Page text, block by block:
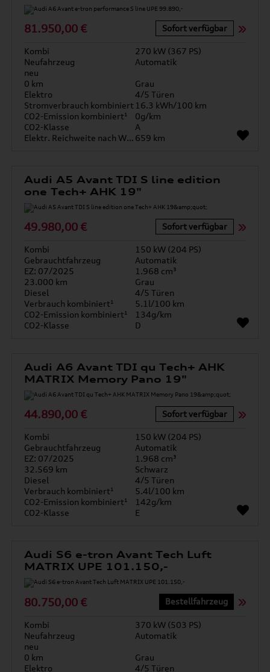
81.950,00 € Sofort verfügbar
Kombi
270 kW (367 PS)
Neufahrzeug
Automatik
neu
0 km
Grau
Elektro
4/5 Türen
Stromverbrauch kombiniert 16.3 kWh/100 km
CO2-Emission kombiniert¹
0g/km
CO2-Klasse
A
Elektr. Reichweite nach WLTP* 659 km
Audi A5 Avant TDI S line edition
one Tech+ AHK 19"
49.980,00 € Sofort verfügbar
Kombi
150 kW (204 PS)
Gebrauchtfahrzeug
Automatik
EZ: 07/2025
1.968 cm³
23.000 km
Grau
Diesel
4/5 Türen
Verbrauch kombiniert¹
5.1l/100 km
CO2-Emission kombiniert¹
134g/km
CO2-Klasse
D
Audi A6 Avant TDI qu Tech+ AHK
MATRIX Memory Pano 19"
44.890,00 € Sofort verfügbar
Kombi
150 kW (204 PS)
Gebrauchtfahrzeug
Automatik
EZ: 07/2025
1.968 cm³
32.569 km
Schwarz
Diesel
4/5 Türen
Verbrauch kombiniert¹
5.4l/100 km
CO2-Emission kombiniert¹
142g/km
CO2-Klasse
E
Audi S6 e-tron Avant Tech Luft
MATRIX UPE 101.150,-
80.750,00 € Bestellfahrzeug
Kombi
370 kW (503 PS)
Neufahrzeug
Automatik
neu
0 km
Grau
Elektro
4/5 Türen